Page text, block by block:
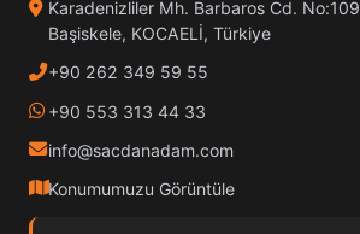
Karadenizliler Mh. Barbaros Cd. No:109
Başiskele, KOCAELİ, Türkiye
+90 262 349 59 55
+90 553 313 44 33
info@sacdanadam.com
Konumumuzu Görüntüle